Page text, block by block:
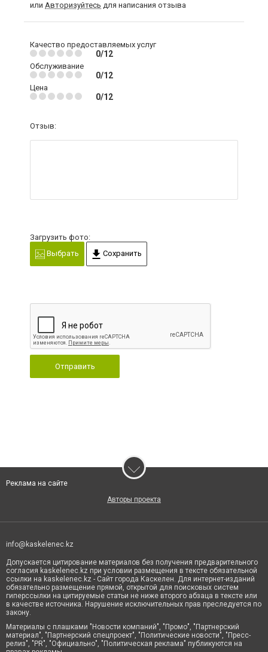
или Авторизуйтесь для написания отзыва
Качество предоставляемых услуг
0/12
Обслуживание
0/12
Цена
0/12
Отзыв:
Загрузить фото:
Выбрать
Сохранить
Отправить
Реклама на сайте
Авторы проекта
info@kaskelenec.kz
Допускается цитирование материалов без получения предварительного
согласия kaskelenec.kz при условии размещения в тексте обязательной
ссылки на kaskelenec.kz - Сайт города Каскелен. Для интернет-изданий
обязательно размещение прямой, открытой для поисковых систем
гиперссылки на цитируемые статьи не ниже второго абзаца в тексте или
в качестве источника. Нарушение исключительных прав преследуется по
закону.
Материалы с плашками "Новости компаний", "Промо", "Партнерский
материал", "Партнерский спецпроект", "Политические новости", "Пресс-
релиз", "PR", "Официально", "Политическая реклама" публикуются на